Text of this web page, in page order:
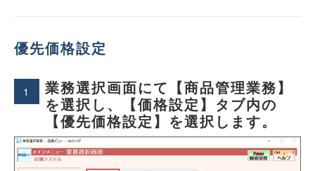
優先価格設定
1
業務選択画面にて【商品管理業務】
を選択し、【価格設定】タブ内の
【優先価格設定】を選択します。